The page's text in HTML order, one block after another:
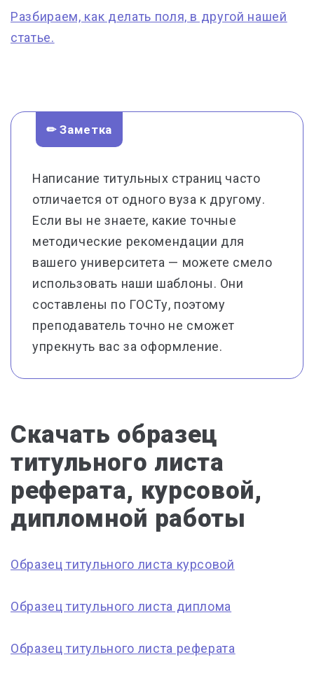
Разбираем, как делать поля, в другой нашей
статье.
✏ Заметка
Написание титульных страниц часто
отличается от одного вуза к другому.
Если вы не знаете, какие точные
методические рекомендации для
вашего университета — можете смело
использовать наши шаблоны. Они
составлены по ГОСТу, поэтому
преподаватель точно не сможет
упрекнуть вас за оформление.
Скачать образец
титульного листа
реферата, курсовой,
дипломной работы
Образец титульного листа курсовой
Образец титульного листа диплома
Образец титульного листа реферата